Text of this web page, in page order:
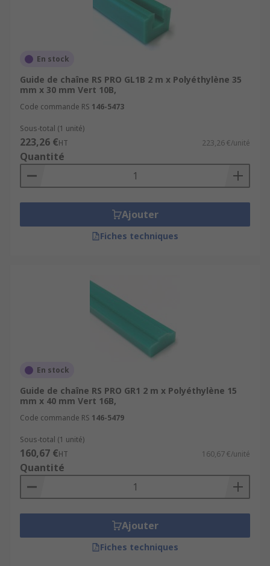
En stock
Guide de chaîne RS PRO GL1B 2 m x Polyéthylène 35
mm x 30 mm Vert 10B,
Code commande RS 146-5473
Sous-total (1 unité)
223,26 €HT 223,26 €/unité
Quantité
Ajouter
Fiches techniques
En stock
Guide de chaîne RS PRO GR1 2 m x Polyéthylène 15
mm x 40 mm Vert 16B,
Code commande RS 146-5479
Sous-total (1 unité)
160,67 €HT 160,67 €/unité
Quantité
Ajouter
Fiches techniques